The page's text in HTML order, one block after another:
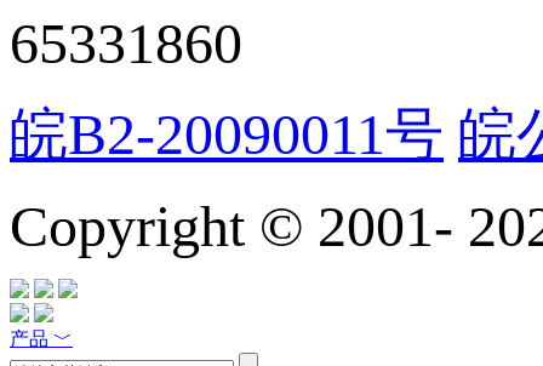
65331860
皖B2-20090011号 皖
Copyright © 2001-
产品 ﹀